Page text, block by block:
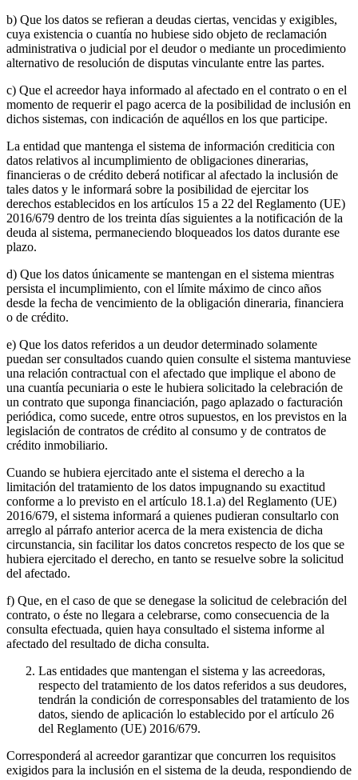
b) Que los datos se refieran a deudas ciertas, vencidas y exigibles,
cuya existencia o cuantía no hubiese sido objeto de reclamación
administrativa o judicial por el deudor o mediante un procedimiento
alternativo de resolución de disputas vinculante entre las partes.
c) Que el acreedor haya informado al afectado en el contrato o en el
momento de requerir el pago acerca de la posibilidad de inclusión en
dichos sistemas, con indicación de aquéllos en los que participe.
La entidad que mantenga el sistema de información crediticia con
datos relativos al incumplimiento de obligaciones dinerarias,
financieras o de crédito deberá notificar al afectado la inclusión de
tales datos y le informará sobre la posibilidad de ejercitar los
derechos establecidos en los artículos 15 a 22 del Reglamento (UE)
2016/679 dentro de los treinta días siguientes a la notificación de la
deuda al sistema, permaneciendo bloqueados los datos durante ese
plazo.
d) Que los datos únicamente se mantengan en el sistema mientras
persista el incumplimiento, con el límite máximo de cinco años
desde la fecha de vencimiento de la obligación dineraria, financiera
o de crédito.
e) Que los datos referidos a un deudor determinado solamente
puedan ser consultados cuando quien consulte el sistema mantuviese
una relación contractual con el afectado que implique el abono de
una cuantía pecuniaria o este le hubiera solicitado la celebración de
un contrato que suponga financiación, pago aplazado o facturación
periódica, como sucede, entre otros supuestos, en los previstos en la
legislación de contratos de crédito al consumo y de contratos de
crédito inmobiliario.
Cuando se hubiera ejercitado ante el sistema el derecho a la
limitación del tratamiento de los datos impugnando su exactitud
conforme a lo previsto en el artículo 18.1.a) del Reglamento (UE)
2016/679, el sistema informará a quienes pudieran consultarlo con
arreglo al párrafo anterior acerca de la mera existencia de dicha
circunstancia, sin facilitar los datos concretos respecto de los que se
hubiera ejercitado el derecho, en tanto se resuelve sobre la solicitud
del afectado.
f) Que, en el caso de que se denegase la solicitud de celebración del
contrato, o éste no llegara a celebrarse, como consecuencia de la
consulta efectuada, quien haya consultado el sistema informe al
afectado del resultado de dicha consulta.
Las entidades que mantengan el sistema y las acreedoras,
respecto del tratamiento de los datos referidos a sus deudores,
tendrán la condición de corresponsables del tratamiento de los
datos, siendo de aplicación lo establecido por el artículo 26
del Reglamento (UE) 2016/679.
Corresponderá al acreedor garantizar que concurren los requisitos
exigidos para la inclusión en el sistema de la deuda, respondiendo de